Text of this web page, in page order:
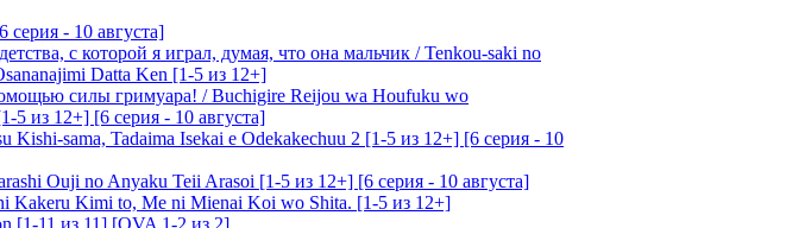
серия - 10 августа]
с которой я играл, думая, что она мальчик / Tenkou-saki no
Datta Ken [1-5 из 12+]
силы гримуара! / Buchigire Reijou wa Houfuku wo
5 из 12+] [6 серия - 10 августа]
sama, Tadaima Isekai e Odekakechuu 2 [1-5 из 12+] [6 серия - 10
Ouji no Anyaku Teii Arasoi [1-5 из 12+] [6 серия - 10 августа]
Kakeru Kimi to, Me ni Mienai Koi wo Shita. [1-5 из 12+]
[1-11 из 11] [OVA 1-2 из 2]